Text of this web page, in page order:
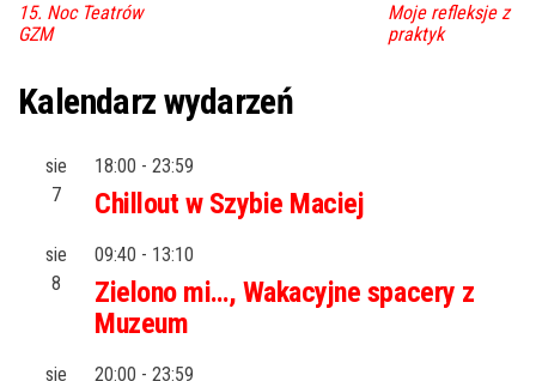
15. Noc Teatrów
GZM
Moje refleksje z
praktyk
Kalendarz wydarzeń
sie
7
18:00 - 23:59
Chillout w Szybie Maciej
sie
8
09:40 - 13:10
Zielono mi…, Wakacyjne spacery z
Muzeum
sie
20:00 - 23:59